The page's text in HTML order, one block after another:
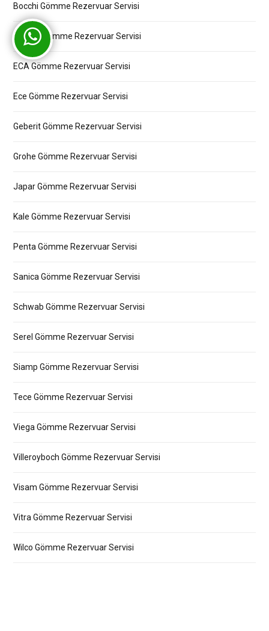
Bocchi Gömme Rezervuar Servisi
Creavit Gömme Rezervuar Servisi
ECA Gömme Rezervuar Servisi
Ece Gömme Rezervuar Servisi
Geberit Gömme Rezervuar Servisi
Grohe Gömme Rezervuar Servisi
Japar Gömme Rezervuar Servisi
Kale Gömme Rezervuar Servisi
Penta Gömme Rezervuar Servisi
Sanica Gömme Rezervuar Servisi
Schwab Gömme Rezervuar Servisi
Serel Gömme Rezervuar Servisi
Siamp Gömme Rezervuar Servisi
Tece Gömme Rezervuar Servisi
Viega Gömme Rezervuar Servisi
Villeroyboch Gömme Rezervuar Servisi
Visam Gömme Rezervuar Servisi
Vitra Gömme Rezervuar Servisi
Wilco Gömme Rezervuar Servisi